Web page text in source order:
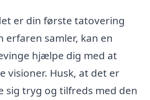
er din første tatovering
erfaren samler, kan en
hjælpe dig med at
visioner. Husk, at det er
sig tryg og tilfreds med den